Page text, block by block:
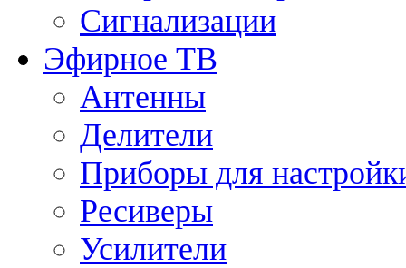
Сигнализации
Эфирное ТВ
Антенны
Делители
Приборы для
Ресиверы
Усилители